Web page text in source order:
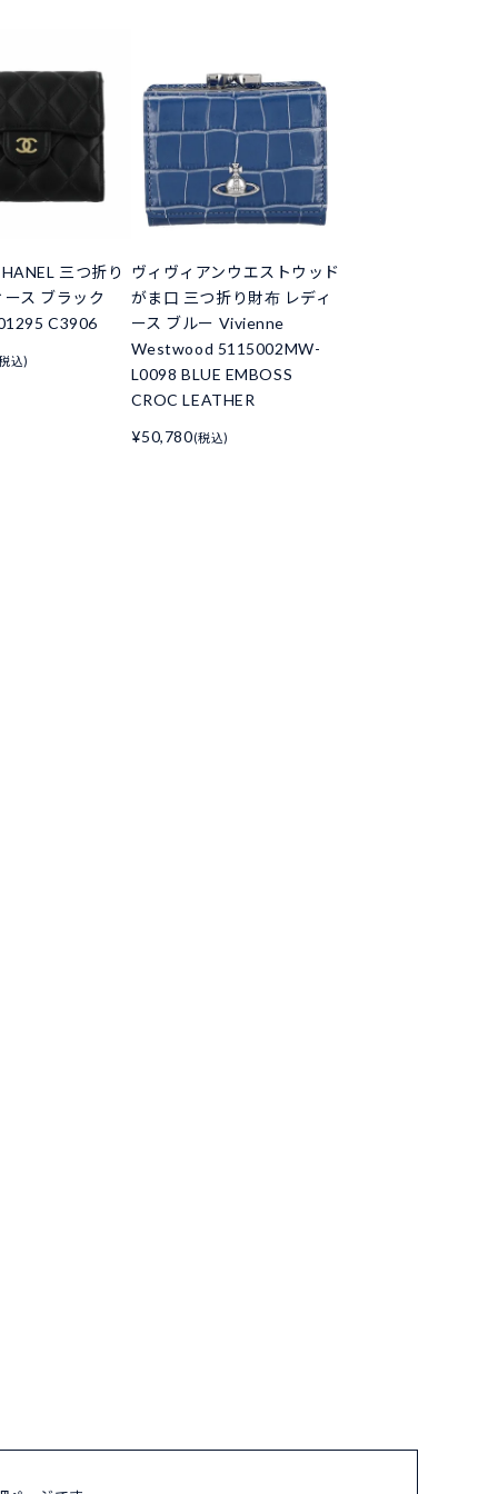
三つ折り
ス ブラック
C3906
込)
ヴィヴィアンウエストウッド
がま口 三つ折り財布 レディ
ース ブルー Vivienne
Westwood 5115002MW-
L0098 BLUE EMBOSS
CROC LEATHER
¥50,780(税込)